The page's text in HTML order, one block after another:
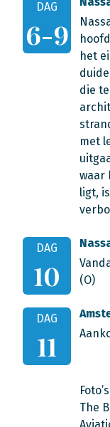
DAG
6-9
het
die
met
waar
ligt,
DAG
10
(O)
DAG
11
The